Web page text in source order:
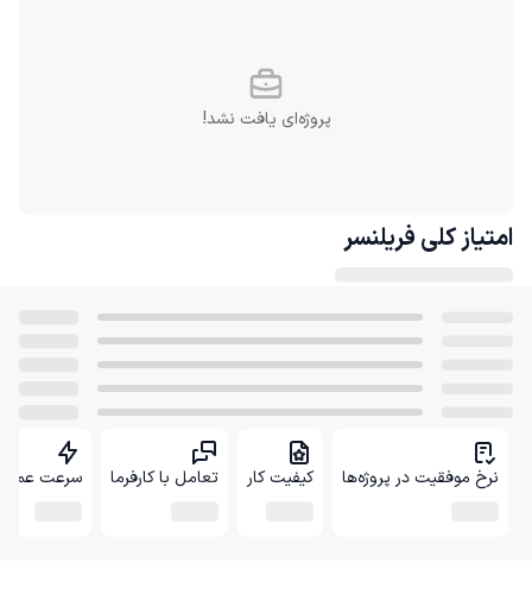
پروژه‌ای یافت نشد!
امتیاز کلی فریلنسر
نرخ موفقیت در پروژه‌ها کیفیت کار تعامل با کارفرما سرعت عمل